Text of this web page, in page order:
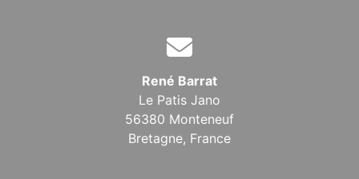
René Barrat
Le Patis Jano
56380 Monteneuf
Bretagne, France